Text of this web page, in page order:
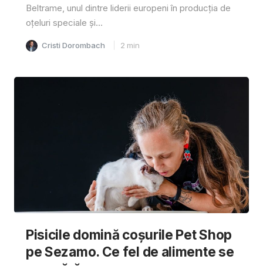
Beltrame, unul dintre liderii europeni în producția de
oțeluri speciale și...
Cristi Dorombach 2 min
Pisicile domină coșurile Pet Shop
pe Sezamo. Ce fel de alimente se